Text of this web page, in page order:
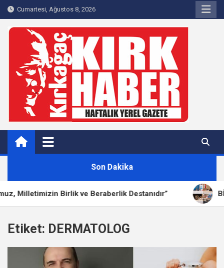
Skip
to
content
Cumartesi, Ağustos 8, 2026
Kırkağaç 40Haber
Kırkağaç'ın Yerel Haber Sitesi
Son Dakika
Milletimizin Birlik ve Beraberlik Destanıdır” BİK
Etiket: DERMATOLOG